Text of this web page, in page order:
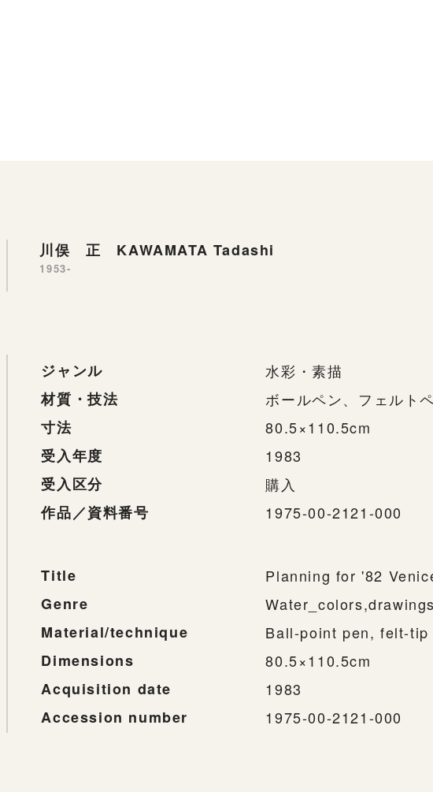
川俣 正 KAWAMATA Tadashi
1953-
ジャンル
水彩・素描
材質・技法
ボールペン、フェルト
寸法
80.5×110.5cm
受入年度
1983
受入区分
購入
作品／資料番号
1975-00-2121-000
Title
Planning for '82
Genre
Water_colors,drawings
Material/technique
Ball-point pen, felt-
Dimensions
80.5×110.5cm
Acquisition date
1983
Accession number
1975-00-2121-000